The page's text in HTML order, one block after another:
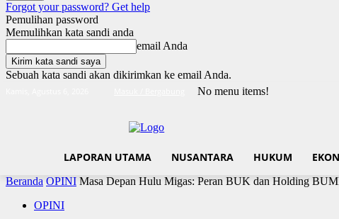
Forgot your password? Get help
Pemulihan password
Memulihkan kata sandi anda
email Anda
Sebuah kata sandi akan dikirimkan ke email Anda.
No menu items!
LAPORAN UTAMA NUSANTARA HUKUM
Beranda OPINI Masa Depan Hulu Migas: Peran BUK dan Holding
OPINI